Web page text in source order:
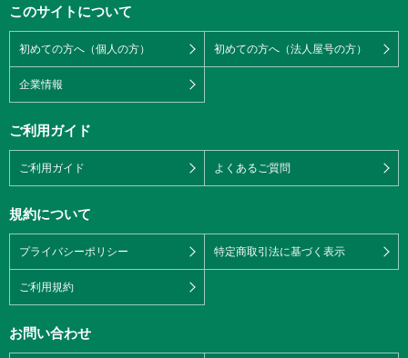
このサイトについて
初めての方へ（個人の方） 初めての方へ（法人屋号の方）
企業情報
ご利用ガイド
ご利用ガイド よくあるご質問
規約について
プライバシーポリシー 特定商取引法に基づく表示
ご利用規約
お問い合わせ